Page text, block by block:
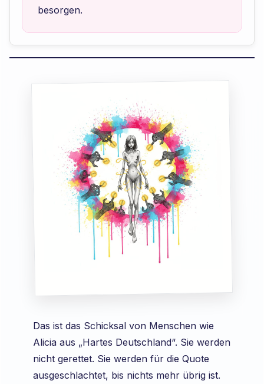
besorgen.
Das ist das Schicksal von Menschen wie
Alicia aus „Hartes Deutschland“. Sie werden
nicht gerettet. Sie werden für die Quote
ausgeschlachtet, bis nichts mehr übrig ist.